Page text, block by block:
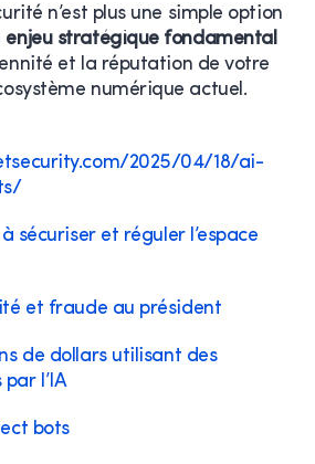
n’est plus une simple option
enjeu stratégique fondamental
et la réputation de votre
numérique actuel.
2025/04/18/ai-
sécuriser et réguler l’espace
et fraude au président
de dollars utilisant des
l’IA
bots